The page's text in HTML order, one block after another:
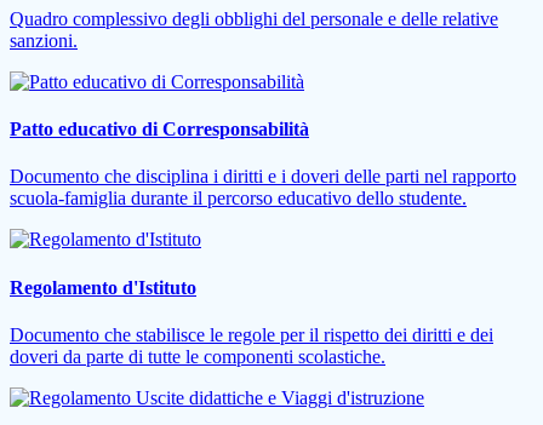
Quadro complessivo degli obblighi del personale e delle relative
sanzioni.
Patto educativo di Corresponsabilità
Documento che disciplina i diritti e i doveri delle parti nel rapporto
scuola-famiglia durante il percorso educativo dello studente.
Regolamento d'Istituto
Documento che stabilisce le regole per il rispetto dei diritti e dei
doveri da parte di tutte le componenti scolastiche.